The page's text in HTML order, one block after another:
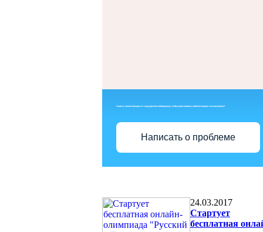
Знаете, какая помощь от государства необходима, чтобы реализовать свой потенциал на максимум?
Написать о проблеме
24.03.2017
Стартует
бесплатная